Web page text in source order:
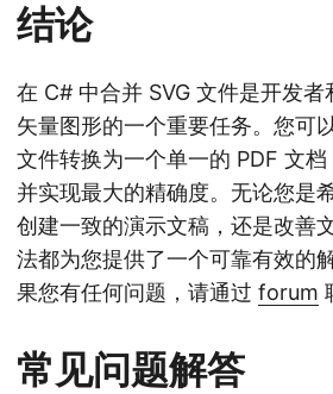
结论
在 C# 中合并 SVG 文件是开发者
矢量图形的一个重要任务。您可
文件转换为一个单一的 PDF 文
并实现最大的精确度。无论您是
创建一致的演示文稿，还是改善
法都为您提供了一个可靠有效的
果您有任何问题，请通过 forum
常见问题解答